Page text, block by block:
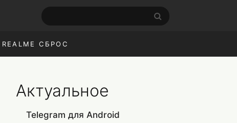
REALME СБРОС
Актуальное
Telegram для Android